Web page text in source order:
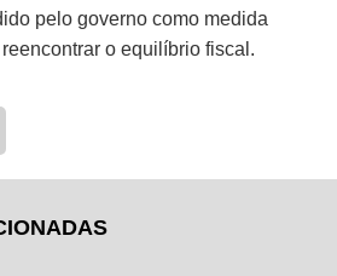
pelo governo como medida
o equilíbrio fiscal.